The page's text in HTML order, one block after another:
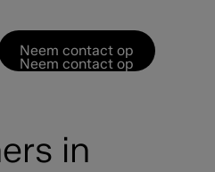
Neem contact op
Neem contact op
in